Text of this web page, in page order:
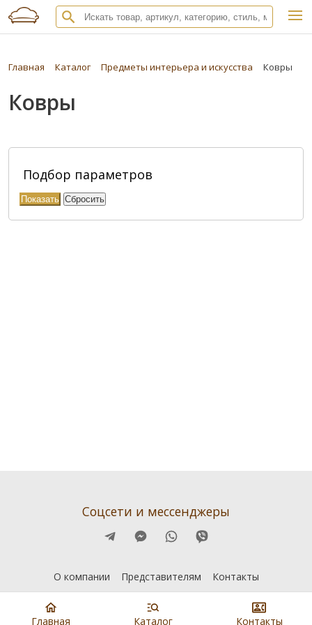
Главная Каталог Предметы интерьера и искусства Ковры
Ковры
Подбор параметров
Соцсети и мессенджеры
О компании Представителям Контакты
Главная Каталог Контакты